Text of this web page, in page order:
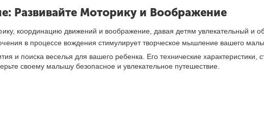
Развивайте Моторику и Воображение
координацию движений и воображение, давая детям увлекательный и
в процессе вождения стимулирует творческое мышление вашего
и поиска веселья для вашего ребенка. Его технические характеристики,
своему малышу безопасное и увлекательное путешествие.